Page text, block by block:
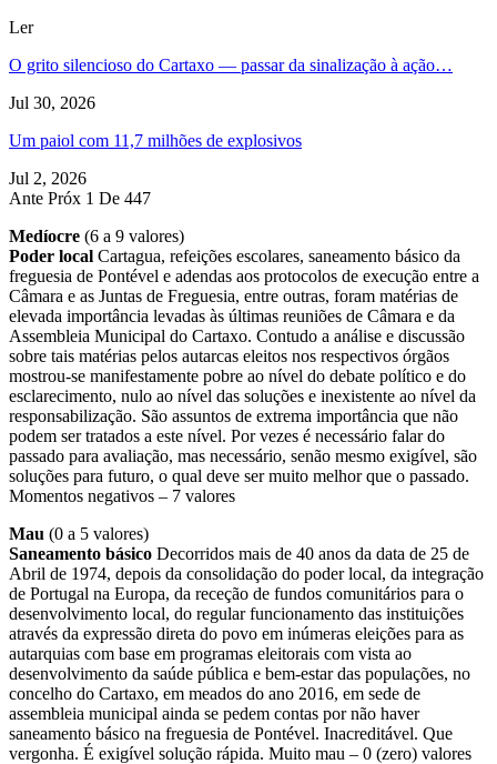
Ler
O grito silencioso do Cartaxo — passar da sinalização à ação…
Jul 30, 2026
Um paiol com 11,7 milhões de explosivos
Jul 2, 2026
Ante Próx 1 De 447
Medíocre (6 a 9 valores)
Poder local Cartagua, refeições escolares, saneamento básico da
freguesia de Pontével e adendas aos protocolos de execução entre a
Câmara e as Juntas de Freguesia, entre outras, foram matérias de
elevada importância levadas às últimas reuniões de Câmara e da
Assembleia Municipal do Cartaxo. Contudo a análise e discussão
sobre tais matérias pelos autarcas eleitos nos respectivos órgãos
mostrou-se manifestamente pobre ao nível do debate político e do
esclarecimento, nulo ao nível das soluções e inexistente ao nível da
responsabilização. São assuntos de extrema importância que não
podem ser tratados a este nível. Por vezes é necessário falar do
passado para avaliação, mas necessário, senão mesmo exigível, são
soluções para futuro, o qual deve ser muito melhor que o passado.
Momentos negativos – 7 valores
Mau (0 a 5 valores)
Saneamento básico Decorridos mais de 40 anos da data de 25 de
Abril de 1974, depois da consolidação do poder local, da integração
de Portugal na Europa, da receção de fundos comunitários para o
desenvolvimento local, do regular funcionamento das instituições
através da expressão direta do povo em inúmeras eleições para as
autarquias com base em programas eleitorais com vista ao
desenvolvimento da saúde pública e bem-estar das populações, no
concelho do Cartaxo, em meados do ano 2016, em sede de
assembleia municipal ainda se pedem contas por não haver
saneamento básico na freguesia de Pontével. Inacreditável. Que
vergonha. É exigível solução rápida. Muito mau – 0 (zero) valores